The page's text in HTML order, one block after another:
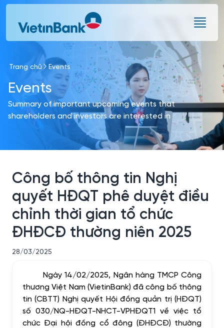
Skip to Main Content
Trang chủ Events
Events
Summary of important upcoming events that
shareholders and investors are interested in
Công bố thông tin Nghị
quyết HĐQT phê duyệt điều
chỉnh thời gian tổ chức
ĐHĐCĐ thường niên 2025
28/03/2025
Ngày 14/02/2025, Ngân hàng TMCP Công
thương Việt Nam (VietinBank) đã công bố thông
tin (CBTT) Nghị quyết Hội đồng quản trị (HĐQT)
số 030/NQ-HĐQT-NHCT-VPHĐQT1 về việc tổ
chức Đại hội đồng cổ đông (ĐHĐCĐ) thường